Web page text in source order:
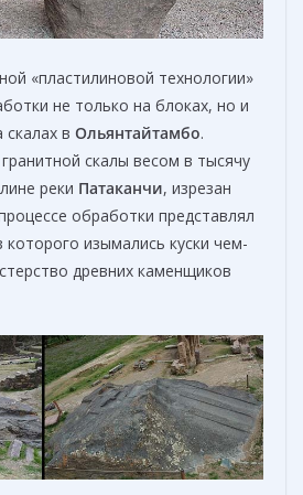
«пластилиновой технологии»
не только на блоках, но и
в Ольянтайтамбо.
скалы весом в тысячу
реки Патаканчи, изрезан
обработки представлял
которого изымались куски чем-
древних каменщиков